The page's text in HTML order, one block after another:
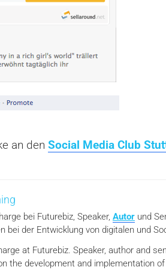
an den Social Media Club
bei Futurebiz, Speaker, Autor und
bei der Entwicklung von digitalen und
at Futurebiz. Speaker, author and
the development and implementation